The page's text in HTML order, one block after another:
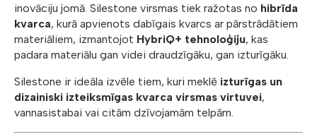
inovāciju jomā. Silestone virsmas tiek ražotas no hibrīda
kvarca, kurā apvienots dabīgais kvarcs ar pārstrādātiem
materiāliem, izmantojot HybriQ+ tehnoloģiju, kas
padara materiālu gan videi draudzīgāku, gan izturīgāku.
Silestone ir ideāla izvēle tiem, kuri meklē izturīgas un
dizainiski izteiksmīgas kvarca virsmas virtuvei,
vannasistabai vai citām dzīvojamām telpām.